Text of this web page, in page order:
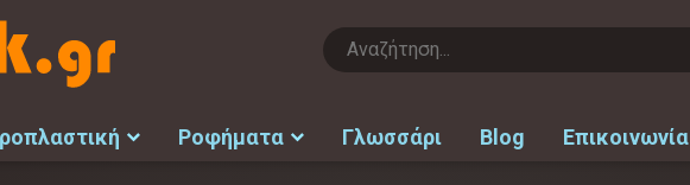
Ροφήματα Γλωσσάρι Blog Επικοινωνία